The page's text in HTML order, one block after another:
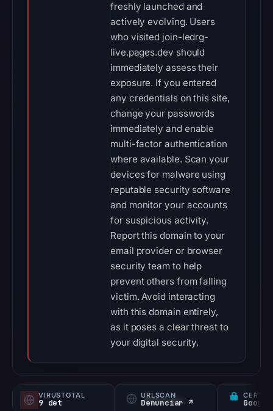
freshly launched and
actively evolving. Users
who visited join-ledrg-
live.pages.dev should
immediately assess their
exposure. If you entered
any credentials on this site,
change your passwords
immediately and enable
multi-factor authentication
where available. Scan your
devices for malware using
reputable security software
and monitor your accounts
for suspicious activity.
Report this domain to your
email provider or browser
security team to help
prevent others from falling
victim. Avoid interacting
with this domain entirely,
as it poses a clear threat to
your digital security.
VIRUSTOTAL
9 det
URLSCAN
Denunciar ↗